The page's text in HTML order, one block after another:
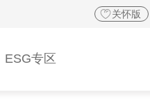
关怀版
ESG专区